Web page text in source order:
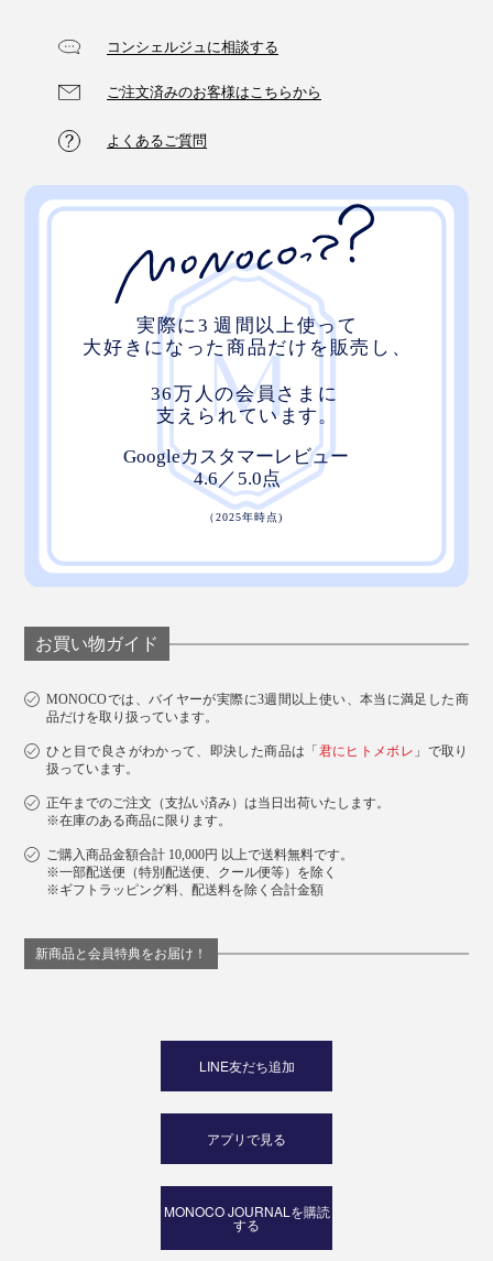
コンシェルジュに相談する
ご注文済みのお客様はこちらから
よくあるご質問
お買い物ガイド
MONOCOでは、バイヤーが実際に3週間以上使い、本当に満足した商
品だけを取り扱っています。
ひと目で良さがわかって、即決した商品は「 君にヒトメボレ 」で取り
扱っています。
正午までのご注文（支払い済み）は当日出荷いたします。
※在庫のある商品に限ります。
ご購入商品金額合計 10,000円 以上で送料無料です。
※一部配送便（特別配送便、クール便等）を除く
※ギフトラッピング料、配送料を除く合計金額
新商品と会員特典をお届け！
LINE友だち追加
アプリで見る
MONOCO JOURNALを購読
する